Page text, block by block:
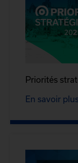
Priorités
En savoir